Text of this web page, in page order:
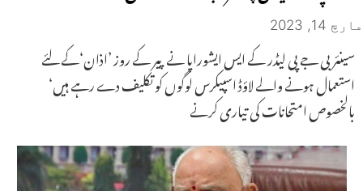
مارچ 14, 2023
سینئر بی جے پی لیڈر کے ایس ایشوراپا نے پیر کے روز ’اذان‘کے لئے
استعمال ہونے والے لاؤڈ اسپیکرس لوگوں کو تکلیف دے رہے ہیں‘
بالخصوص امتحانات کی تیاری کرنے